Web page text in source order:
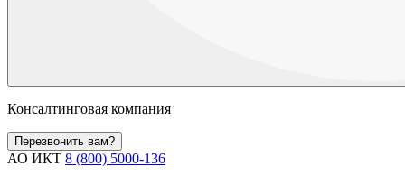
Консалтинговая компания
Перезвонить вам?
АО ИКТ 8 (800) 5000-136